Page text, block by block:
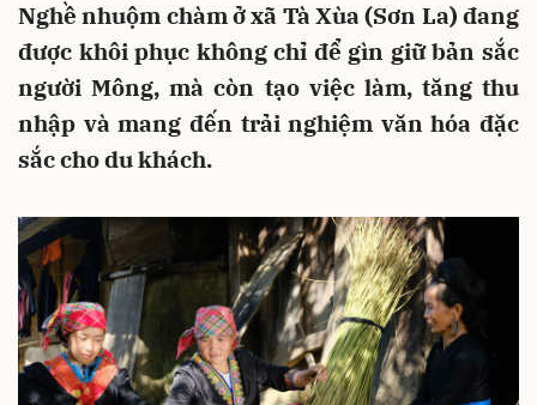
Nghề nhuộm chàm ở xã Tà Xùa (Sơn La) đang
được khôi phục không chỉ để gìn giữ bản sắc
người Mông, mà còn tạo việc làm, tăng thu
nhập và mang đến trải nghiệm văn hóa đặc
sắc cho du khách.